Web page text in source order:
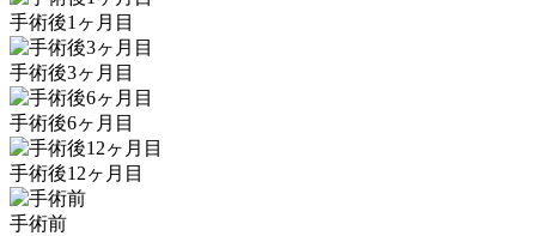
手術後1ヶ月目
手術後3ヶ月目
手術後6ヶ月目
手術後12ヶ月目
手術前